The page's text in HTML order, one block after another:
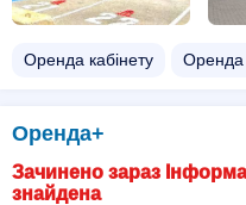
Оренда кабінету
Оренда+
Зачинено зараз
знайдена